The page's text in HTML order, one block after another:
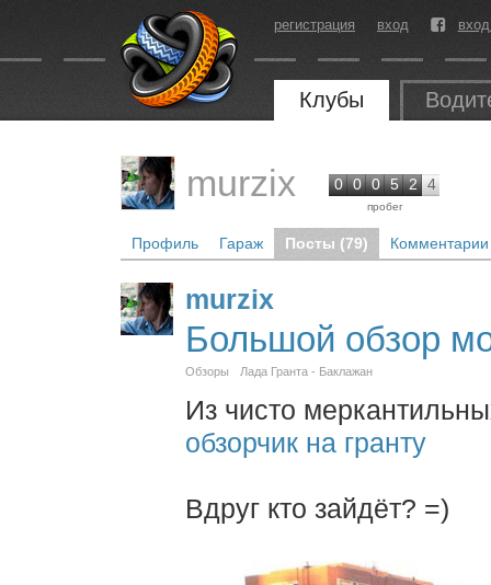
регистрация вход
Клубы
murzix 0 0 0 5 2 4
пробег
Профиль Гараж Посты (79)
murzix
Большой обзор
Обзоры Лада Гранта - Баклажан
Из чисто
обзорчик на гранту
Вдруг кто зайдёт? =)